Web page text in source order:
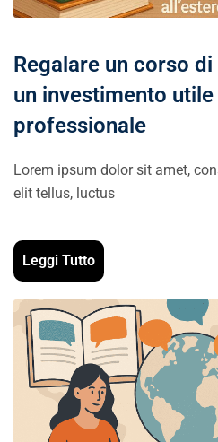
Regalare un corso
un investimento
professionale
Lorem ipsum dolor sit amet,
elit tellus, luctus
Leggi Tutto